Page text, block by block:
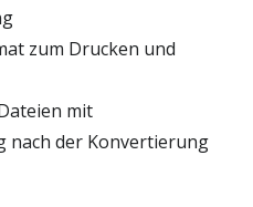
zum Drucken und
mit
nach der Konvertierung